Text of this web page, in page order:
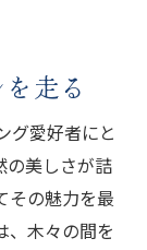
走る
グ愛好者にと
の美しさが詰
その魅力を最
、木々の間を